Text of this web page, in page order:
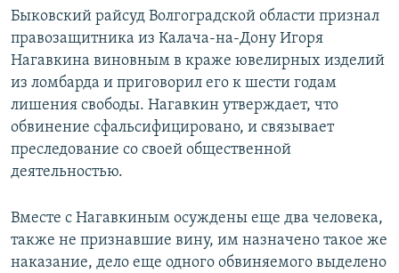
Все сайты РСЕ/РС
Быковский райсуд Волгоградской области признал
правозащитника из Калача-на-Дону Игоря
Нагавкина виновным в краже ювелирных изделий
из ломбарда и приговорил его к шести годам
лишения свободы. Нагавкин утверждает, что
обвинение сфальсифицировано, и связывает
преследование со своей общественной
деятельностью.
Вместе с Нагавкиным осуждены еще два человека,
также не признавшие вину, им назначено такое же
наказание, дело еще одного обвиняемого выделено